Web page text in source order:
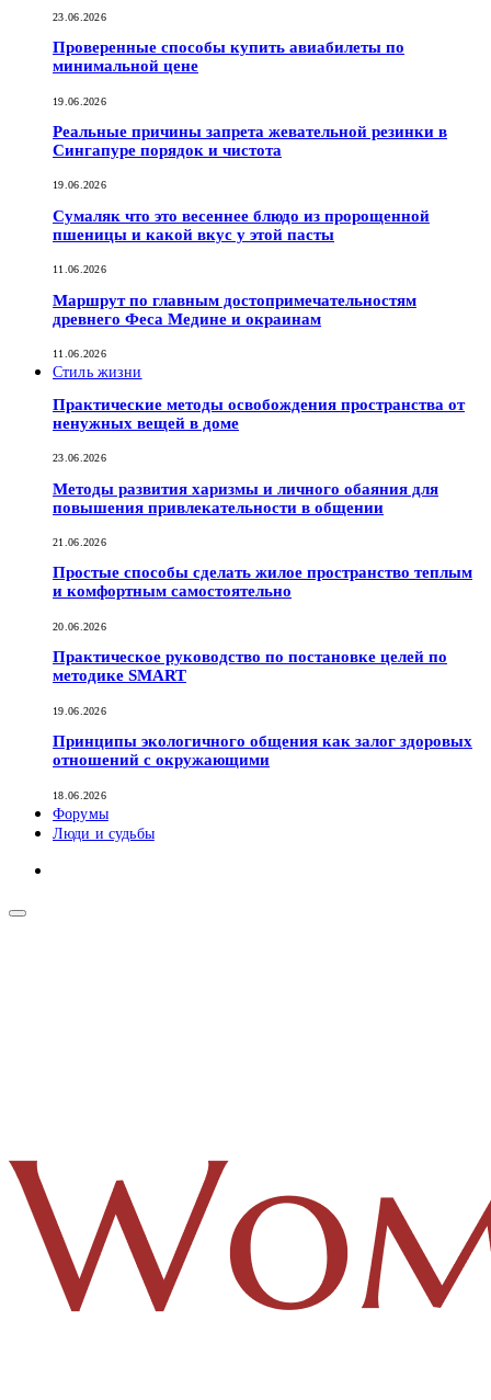
23.06.2026
Проверенные способы купить авиабилеты по
минимальной цене
19.06.2026
Реальные причины запрета жевательной резинки в
Сингапуре порядок и чистота
19.06.2026
Сумаляк что это весеннее блюдо из пророщенной
пшеницы и какой вкус у этой пасты
11.06.2026
Маршрут по главным достопримечательностям
древнего Феса Медине и окраинам
11.06.2026
Стиль жизни
Практические методы освобождения пространства от
ненужных вещей в доме
23.06.2026
Методы развития харизмы и личного обаяния для
повышения привлекательности в общении
21.06.2026
Простые способы сделать жилое пространство теплым
и комфортным самостоятельно
20.06.2026
Практическое руководство по постановке целей по
методике SMART
19.06.2026
Принципы экологичного общения как залог здоровых
отношений с окружающими
18.06.2026
Форумы
Люди и судьбы